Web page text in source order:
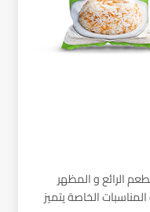
الرائع و المظهر
الخاصة يتميز